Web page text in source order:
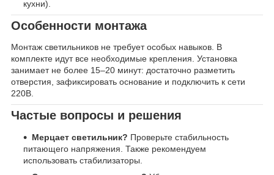
кухни).
Особенности монтажа
Монтаж светильников не требует особых навыков. В
комплекте идут все необходимые крепления. Установка
занимает не более 15–20 минут: достаточно разметить
отверстия, зафиксировать основание и подключить к сети
220В.
Частые вопросы и решения
Мерцает светильник? Проверьте стабильность
питающего напряжения. Также рекомендуем
использовать стабилизаторы.